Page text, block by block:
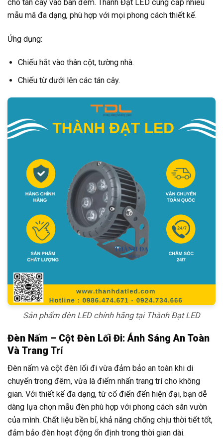
cho tán cây vào ban đêm. Thành Đạt LED cung cấp nhiều
mẫu mã đa dạng, phù hợp với mọi phong cách thiết kế.
Ứng dụng:
Chiếu hắt vào thân cột, tường nhà.
Chiếu từ dưới lên các tán cây.
Sản phẩm đèn LED chính hãng tại Thành Đạt LED
Đèn Nấm – Cột Đèn Lối Đi: Ánh Sáng An Toàn
Và Trang Trí
Đèn nấm và cột đèn lối đi vừa đảm bảo an toàn khi di
chuyển trong đêm, vừa là điểm nhấn trang trí cho không
gian. Với thiết kế đa dạng, từ cổ điển đến hiện đại, bạn dễ
dàng lựa chọn mẫu đèn phù hợp với phong cách sân vườn
của mình. Chất liệu bền bỉ, khả năng chống chịu thời tiết tốt,
đảm bảo đèn hoạt động ổn định trong thời gian dài.